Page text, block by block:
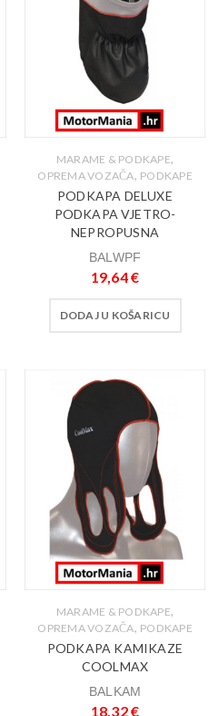
MARAME & PODKAPE,
OPREMA VOZAČA, PODKAPE
PODKAPA DELUXE
PODKAPA VJETRO-
NEPROPUSNA
BALWPF
19,64€
DODAJ U KOŠARICU
MARAME & PODKAPE,
OPREMA VOZAČA, PODKAPE
PODKAPA KAMIKAZE
COOLMAX
BALKAM
18,32€